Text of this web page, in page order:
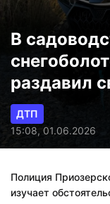
В
раздавил
ДТП
15:08, 01.06.2026
Полиция
изучает